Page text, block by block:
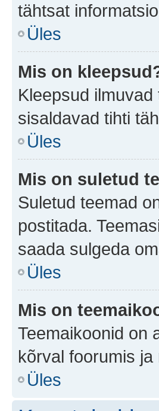
tähtsat
Üles
Mis on
Kleepsud
sisaldavad tihti
Üles
Mis on suletud
Suletud teemad
postitada.
saada sulgeda
Üles
Mis on
Teemaikoonid on
kõrval foorumis
Üles